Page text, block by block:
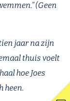
(Geen
jaar na zijn
thuis voelt
hoe Joes
heen.